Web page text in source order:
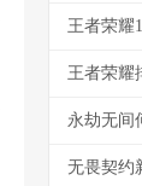
王者荣耀
永劫无间
无畏契约